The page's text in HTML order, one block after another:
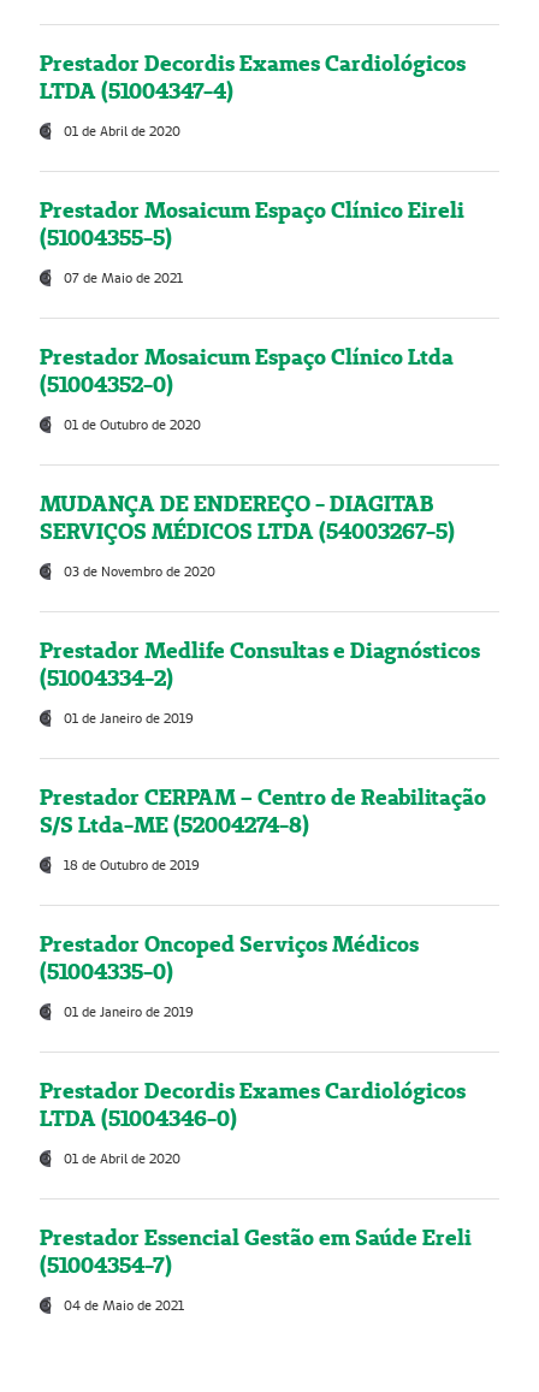
Prestador Decordis Exames Cardiológicos
LTDA (51004347-4)
01 de Abril de 2020
Prestador Mosaicum Espaço Clínico Eireli
(51004355-5)
07 de Maio de 2021
Prestador Mosaicum Espaço Clínico Ltda
(51004352-0)
01 de Outubro de 2020
MUDANÇA DE ENDEREÇO - DIAGITAB
SERVIÇOS MÉDICOS LTDA (54003267-5)
03 de Novembro de 2020
Prestador Medlife Consultas e Diagnósticos
(51004334-2)
01 de Janeiro de 2019
Prestador CERPAM – Centro de Reabilitação
S/S Ltda-ME (52004274-8)
18 de Outubro de 2019
Prestador Oncoped Serviços Médicos
(51004335-0)
01 de Janeiro de 2019
Prestador Decordis Exames Cardiológicos
LTDA (51004346-0)
01 de Abril de 2020
Prestador Essencial Gestão em Saúde Ereli
(51004354-7)
04 de Maio de 2021